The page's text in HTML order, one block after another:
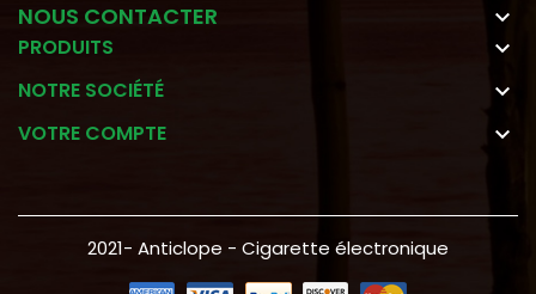
NOUS CONTACTER 
PRODUITS 
NOTRE SOCIÉTÉ 
VOTRE COMPTE 
2021- Anticlope - Cigarette électronique